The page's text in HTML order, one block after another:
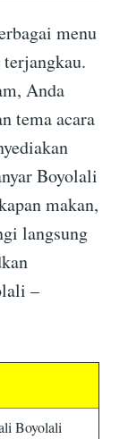
menu
terjangkau.
Anda
tema acara
Boyolali
makan,
langsung
–
Boyolali